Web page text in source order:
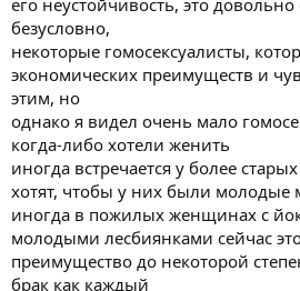
that's right it would it would it would it
not only to
the laws but to the but to the laws as
who forced
them to stay in relationships that they
stay in for
very long well now are these your
the
homosexual no absolutely not not at all
something with
with the fact that I believe this is a social
homosexual
merits of the saddest status of
form of
его неустойчивость, это
безусловно,
некоторые гомосексуалисты,
экономических преимуществ и
этим, но
однако я видел очень мало
когда-либо хотели женить
иногда встречается у более
хотят, чтобы у них были
иногда в пожилых женщинах с
молодыми лесбиянками сейчас
преимущество до некоторой
брак как каждый